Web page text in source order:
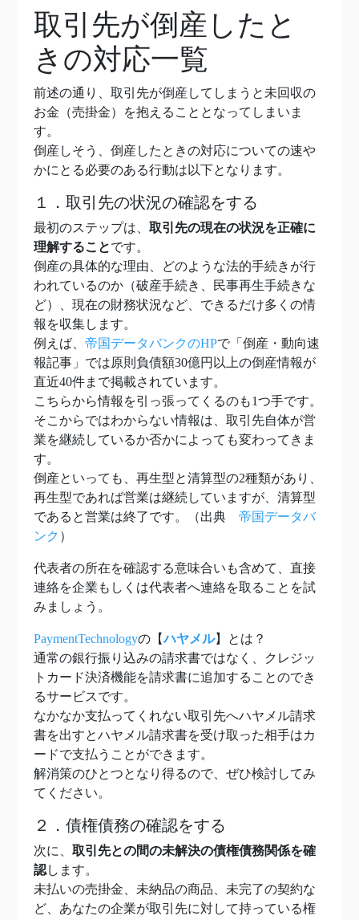
取引先が倒産したと
きの対応一覧
前述の通り、取引先が倒産してしまうと未回収の
お金（売掛金）を抱えることとなってしまいま
す。
倒産しそう、倒産したときの対応についての速や
かにとる必要のある行動は以下となります。
１．取引先の状況の確認をする
最初のステップは、 取引先の現在の状況を正確に
理解することです。
倒産の具体的な理由、どのような法的手続きが行
われているのか（破産手続き、民事再生手続きな
ど）、現在の財務状況など、できるだけ多くの情
報を収集します。
例えば、 帝国データバンクのHPで「倒産・動向速
報記事」では原則負債額30億円以上の倒産情報が
直近40件まで掲載されています。
こちらから情報を引っ張ってくるのも1つ手です。
そこからではわからない情報は、取引先自体が営
業を継続しているか否かによっても変わってきま
す。
倒産といっても、再生型と清算型の2種類があり、
再生型であれば営業は継続していますが、清算型
であると営業は終了です。（出典 帝国データバ
ンク ）
代表者の所在を確認する意味合いも含めて、直接
連絡を企業もしくは代表者へ連絡を取ることを試
みましょう。
PaymentTechnologyの【ハヤメル】とは？
通常の銀行振り込みの請求書ではなく、クレジッ
トカード決済機能を請求書に追加することのでき
るサービスです。
なかなか支払ってくれない取引先へハヤメル請求
書を出すとハヤメル請求書を受け取った相手はカ
ードで支払うことができます。
解消策のひとつとなり得るので、ぜひ検討してみ
てください。
２．債権債務の確認をする
次に、 取引先との間の未解決の債権債務関係を確
認します。
未払いの売掛金、未納品の商品、未完了の契約な
ど、あなたの企業が取引先に対して持っている権